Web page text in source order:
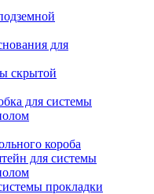
для
скрытой
для системы
короба
для системы
прокладки